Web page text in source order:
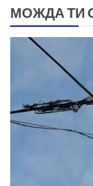
МОЖДА ТИ